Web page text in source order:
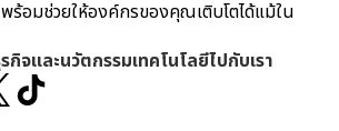
ร้อมช่วยให้องค์กรของคุณเติบโตได้แม้ใน
จและนวัตกรรมเทคโนโลยีไปกับเรา